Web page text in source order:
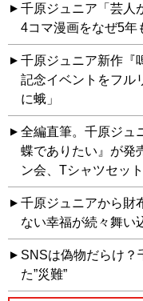
千原ジュニア「芸人
4コマ漫画をなぜ5年
千原ジュニア新作『
記念イベントをフル
に蛾」
全編直筆。千原ジュ
蝶でありたい』が発
ン会、Tシャツセッ
千原ジュニアから財
ない幸福が続々舞い
SNSは偽物だらけ？
た”災難”